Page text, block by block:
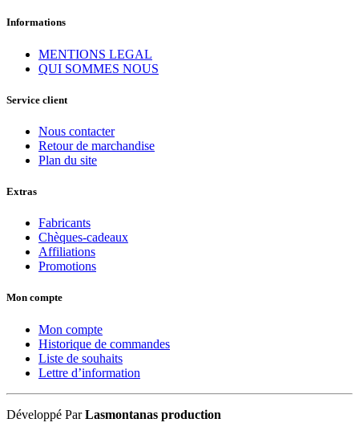
Informations
MENTIONS LEGAL
QUI SOMMES NOUS
Service client
Nous contacter
Retour de marchandise
Plan du site
Extras
Fabricants
Chèques-cadeaux
Affiliations
Promotions
Mon compte
Mon compte
Historique de commandes
Liste de souhaits
Lettre d’information
Développé ParLasmontanas production